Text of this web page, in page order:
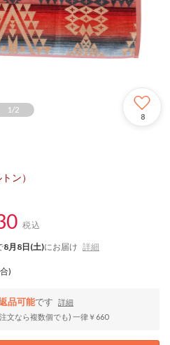
1 /2
8
ン）
税込
8月8日(土)にお届け 詳細
)
品可能です
詳細
文なら複数個でも) 一律￥660